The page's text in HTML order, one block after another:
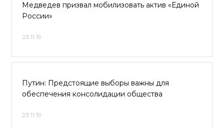
Медведев призвал мобилизовать актив «Единой
России»
23.11.19
Путин: Предстоящие выборы важны для
обеспечения консолидации общества
23.11.19